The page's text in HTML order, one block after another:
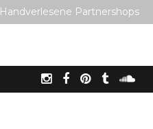
Handverlesene Partnershops